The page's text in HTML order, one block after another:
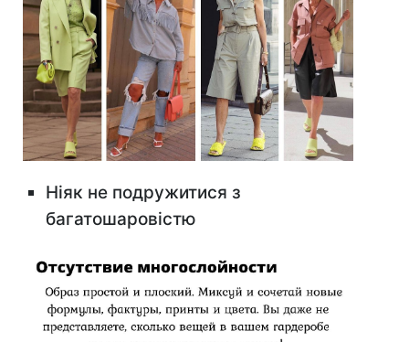
Ніяк не подружитися з
багатошаровістю